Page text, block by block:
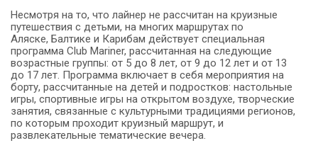
Несмотря на то, что лайнер не рассчитан на круизные
путешествия с детьми, на многих маршрутах по
Аляске, Балтике и Карибам действует специальная
программа Club Mariner, рассчитанная на следующие
возрастные группы: от 5 до 8 лет, от 9 до 12 лет и от 13
до 17 лет. Программа включает в себя мероприятия на
борту, рассчитанные на детей и подростков: настольные
игры, спортивные игры на открытом воздухе, творческие
занятия, связанные с культурными традициями регионов,
по которым проходит круизный маршрут, и
развлекательные тематические вечера.